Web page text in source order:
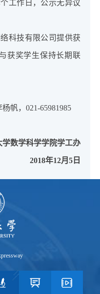
工作日，公示无异议
科技有限公司提供获
获奖学生保持长期联
帆，021-65981985
学数学科学学院学工办
2018年12月5日